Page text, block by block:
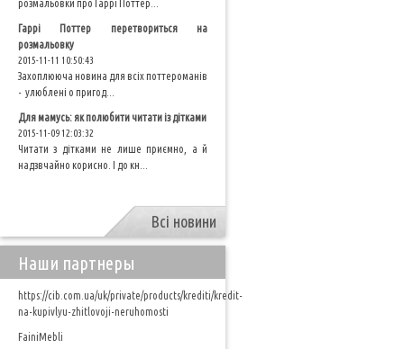
розмальовки про Гаррі Поттер...
Гаррі Поттер перетвориться на
розмальовку
2015-11-11 10:50:43
Захоплююча новина для всіх поттероманів
- улюблені о пригод...
Для мамусь: як полюбити читати із дітками
2015-11-09 12:03:32
Читати з дітками не лише приємно, а й
надзвчайно корисно. І до кн...
Всі новини
Наши партнеры
https://cib.com.ua/uk/private/products/krediti/kredit-
na-kupivlyu-zhitlovoji-neruhomosti
FainiMebli